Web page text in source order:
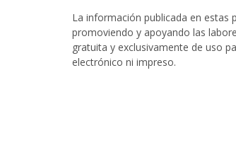
La información publicada en estas
promoviendo y apoyando las
gratuita y exclusivamente de uso
electrónico ni impreso.